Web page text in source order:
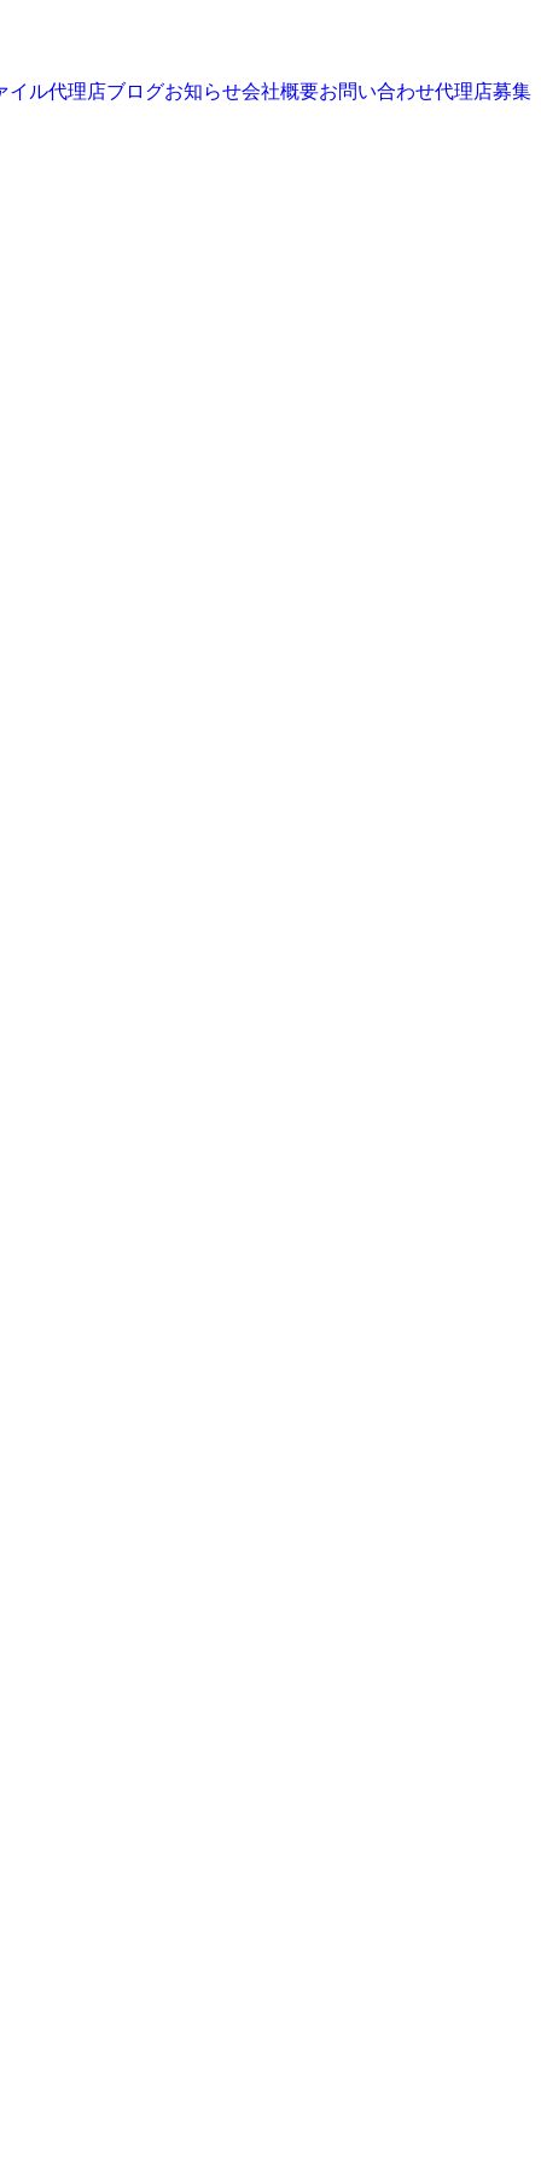
イル代理店ブログお知らせ会社概要お問い合わせ代理店募集